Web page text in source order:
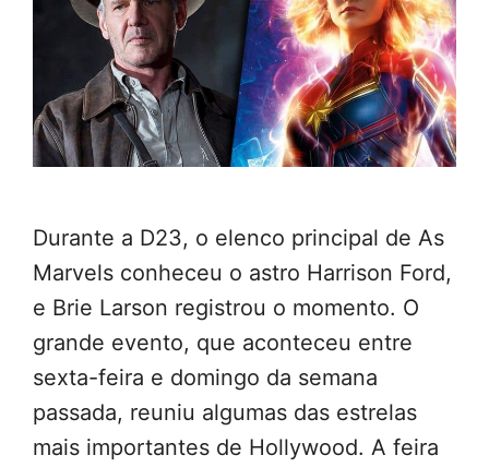
Durante a D23, o elenco principal de As
Marvels conheceu o astro Harrison Ford,
e Brie Larson registrou o momento. O
grande evento, que aconteceu entre
sexta-feira e domingo da semana
passada, reuniu algumas das estrelas
mais importantes de Hollywood. A feira